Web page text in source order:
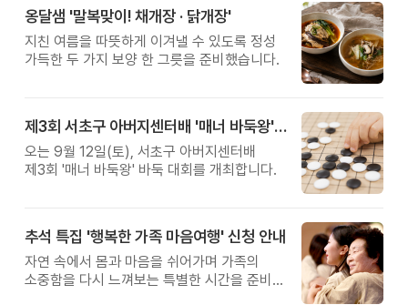
옹달샘 '말복맞이! 채개장 · 닭개장'
지친 여름을 따뜻하게 이겨낼 수 있도록 정성
가득한 두 가지 보양 한 그릇을 준비했습니다.
제3회 서초구 아버지센터배 '매너 바둑왕' 대회
오는 9월 12일(토), 서초구 아버지센터배
제3회 '매너 바둑왕' 바둑 대회를 개최합니다.
추석 특집 '행복한 가족 마음여행' 신청 안내
자연 속에서 몸과 마음을 쉬어가며 가족의
소중함을 다시 느껴보는 특별한 시간을 준비해